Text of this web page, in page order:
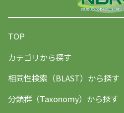
TOP
カテゴリから探す
相同性検索（BLAST）から探す
分類群（Taxonomy）から探す